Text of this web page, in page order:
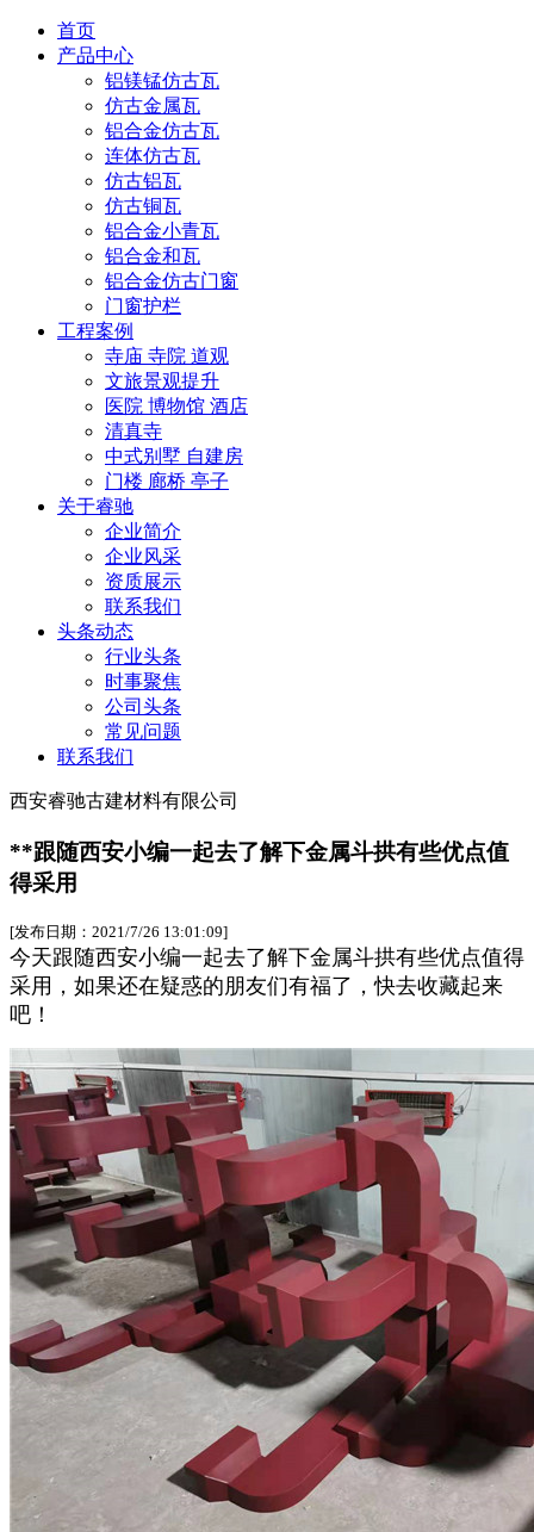
首页
产品中心
铝镁锰仿古瓦
仿古金属瓦
铝合金仿古瓦
连体仿古瓦
仿古铝瓦
仿古铜瓦
铝合金小青瓦
铝合金和瓦
铝合金仿古门窗
门窗护栏
工程案例
寺庙 寺院 道观
文旅景观提升
医院 博物馆 酒店
清真寺
中式别墅 自建房
门楼 廊桥 亭子
关于睿驰
企业简介
企业风采
资质展示
联系我们
头条动态
行业头条
时事聚焦
公司头条
常见问题
联系我们
西安睿驰古建材料有限公司
**跟随西安小编一起去了解下金属斗拱有些优点值
得采用
[发布日期：2021/7/26 13:01:09]
今天跟随西安小编一起去了解下金属斗拱有些优点值得
采用，如果还在疑惑的朋友们有福了，快去收藏起来
吧！